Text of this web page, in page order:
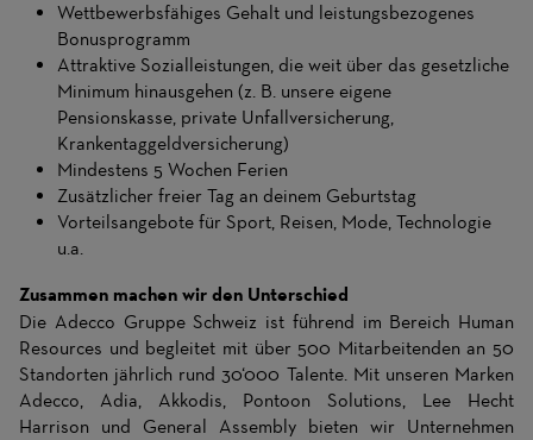
Wettbewerbsfähiges Gehalt und leistungsbezogenes
Bonusprogramm
Attraktive Sozialleistungen, die weit über das gesetzliche
Minimum hinausgehen (z. B. unsere eigene
Pensionskasse, private Unfallversicherung,
Krankentaggeldversicherung)
Mindestens 5 Wochen Ferien
Zusätzlicher freier Tag an deinem Geburtstag
Vorteilsangebote für Sport, Reisen, Mode, Technologie
u.a.
Zusammen machen wir den Unterschied
Die Adecco Gruppe Schweiz ist führend im Bereich Human
Resources und begleitet mit über 500 Mitarbeitenden an 50
Standorten jährlich rund 30‘000 Talente. Mit unseren Marken
Adecco, Adia, Akkodis, Pontoon Solutions, Lee Hecht
Harrison und General Assembly bieten wir Unternehmen